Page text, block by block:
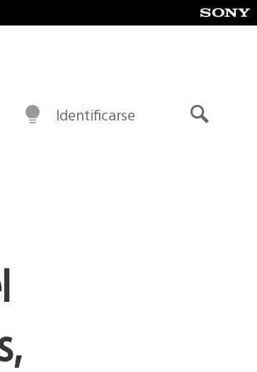
Identificarse